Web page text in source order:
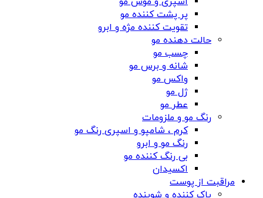
پر پشت کننده مو
تقویت کننده مژه و ابرو
حالت دهنده مو
چسب مو
شانه‌ و برس مو
واکس مو
ژل مو
عطر مو
رنگ مو و ملزومات
کرم ، شامپو و اسپری رنگ مو
رنگ مو و ابرو
بی رنگ کننده مو
اکسیدان
مراقبت از پوست
پاک کننده و شوینده